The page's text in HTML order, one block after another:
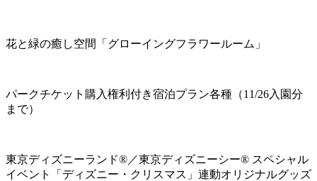
花と緑の癒し空間「グローイングフラワールーム」
パークチケット購入権利付き宿泊プラン各種（11/26入園分
まで）
東京ディズニーランド®／東京ディズニーシー® スペシャル
イベント「ディズニー・クリスマス」連動オリジナルグッズ